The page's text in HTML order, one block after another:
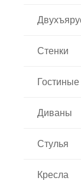
Стенки
Гостиные
Диваны
Стулья
Кресла